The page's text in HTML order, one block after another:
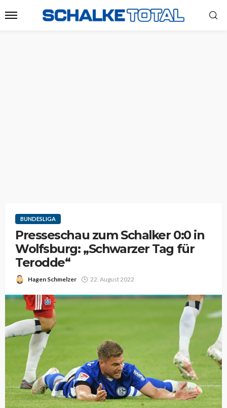
BUNDESLIGA
Presseschau zum Schalker 0:0 in
Wolfsburg: „Schwarzer Tag für
Terodde“
Hagen Schmelzer 22. August 2022